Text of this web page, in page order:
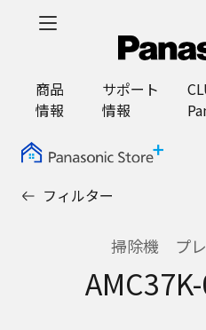
商品
情報
サポート
情報
フィルター
掃除機 プ